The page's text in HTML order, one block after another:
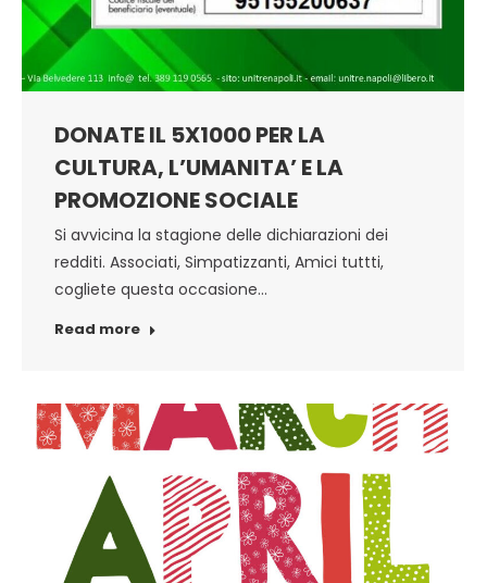
DONATE IL 5X1000 PER LA
CULTURA, L’UMANITA’ E LA
PROMOZIONE SOCIALE
Si avvicina la stagione delle dichiarazioni dei
redditi. Associati, Simpatizzanti, Amici tuttti,
cogliete questa occasione…
Read more